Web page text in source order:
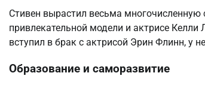
Стивен вырастил весьма многочисленную
привлекательной модели и актрисе Келли
вступил в брак с актрисой Эрин Флинн, у
Образование и саморазвитие